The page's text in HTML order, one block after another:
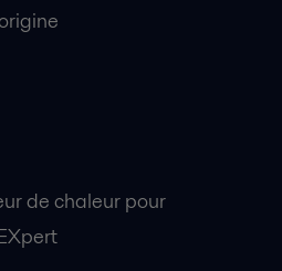
de chaleur pour